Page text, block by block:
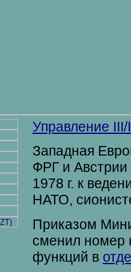
Управление III/I
Западная
ФРГ и
1978 г. к
НАТО,
Приказом
сменил номер
функций в